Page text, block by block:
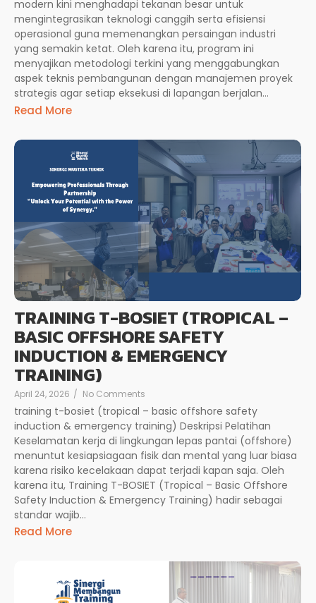
modern kini menghadapi tekanan besar untuk
mengintegrasikan teknologi canggih serta efisiensi
operasional guna memenangkan persaingan industri
yang semakin ketat. Oleh karena itu, program ini
menyajikan metodologi terkini yang menggabungkan
aspek teknis pembangunan dengan manajemen proyek
strategis agar setiap eksekusi di lapangan berjalan...
Read More
TRAINING T-BOSIET (TROPICAL –
BASIC OFFSHORE SAFETY
INDUCTION & EMERGENCY
TRAINING)
April 24, 2026 / No Comments
training t-bosiet (tropical – basic offshore safety
induction & emergency training) Deskripsi Pelatihan
Keselamatan kerja di lingkungan lepas pantai (offshore)
menuntut kesiapsiagaan fisik dan mental yang luar biasa
karena risiko kecelakaan dapat terjadi kapan saja. Oleh
karena itu, Training T-BOSIET (Tropical – Basic Offshore
Safety Induction & Emergency Training) hadir sebagai
standar wajib...
Read More